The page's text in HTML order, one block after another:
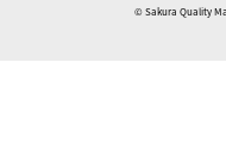
© Sakura Quality